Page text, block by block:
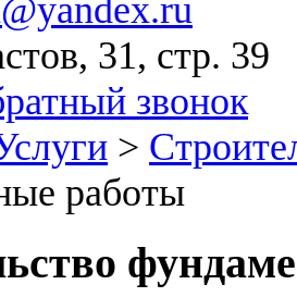
31, стр. 39
звонок
>
работы